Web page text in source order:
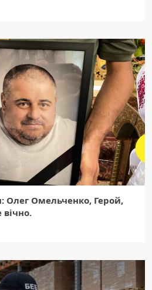
Олег Омельченко, Герой,